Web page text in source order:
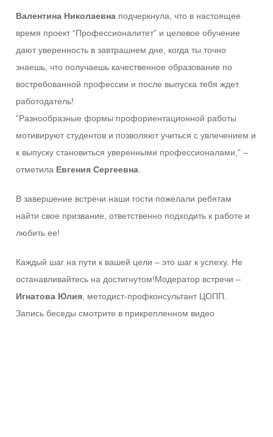
Валентина Николаевна подчеркнула, что в настоящее
время проект “Профессионалитет” и целевое обучение
дают уверенность в завтрашнем дне, когда ты точно
знаешь, что получаешь качественное образование по
востребованной профессии и после выпуска тебя ждет
работодатель!
“Разнообразные формы профориентационной работы
мотивируют студентов и позволяют учиться с увлечением и
к выпуску становиться уверенными профессионалами,” –
отметила Евгения Сергеевна
В завершение встречи наши гости пожелали ребятам
найти свое призвание, ответственно подходить к работе и
любить ее!
Каждый шаг на пути к вашей цели – это шаг к успеху. Не
останавливайтесь на достигнутом!Модератор встречи –
Игнатова Юлия , методист-профконсультант ЦОПП.
Запись беседы смотрите в прикрепленном видео